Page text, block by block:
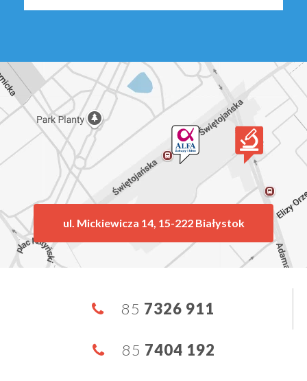
ul. Mickiewicza 14, 15-222 Białystok
85 7326 911
85 7404 192